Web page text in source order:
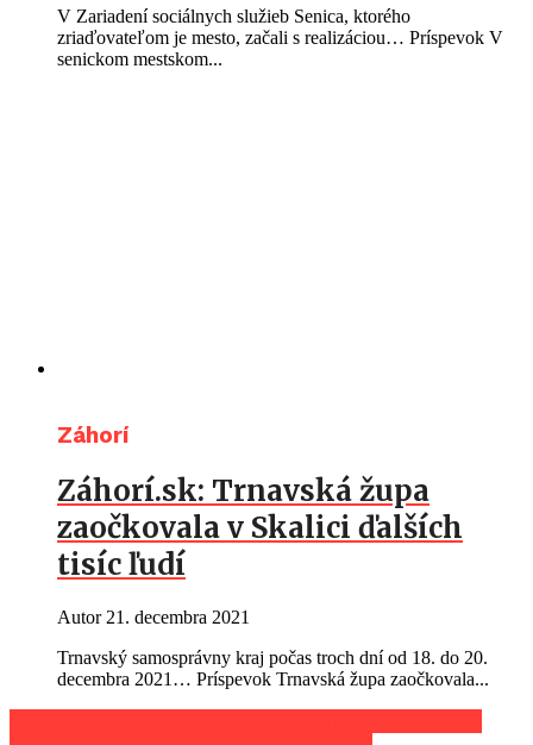
V Zariadení sociálnych služieb Senica, ktorého
zriaďovateľom je mesto, začali s realizáciou… Príspevok V
senickom mestskom...
Záhorí
Záhorí.sk: Trnavská župa
zaočkovala v Skalici ďalších
tisíc ľudí
Autor 21. decembra 2021
Trnavský samosprávny kraj počas troch dní od 18. do 20.
decembra 2021… Príspevok Trnavská župa zaočkovala...